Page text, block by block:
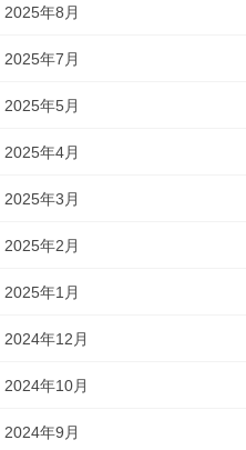
2025年8月
2025年7月
2025年5月
2025年4月
2025年3月
2025年2月
2025年1月
2024年12月
2024年10月
2024年9月